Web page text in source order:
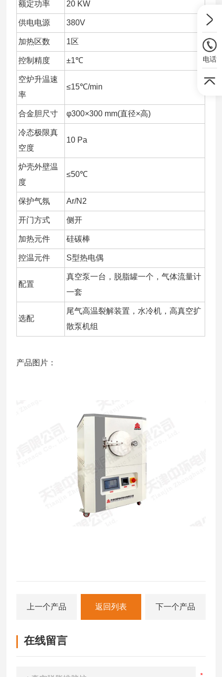
额定功率 20 KW
供电电源 380V
加热区数 1区
控制精度 ±1℃
空炉升温速
率
≤15℃/min
合金胆尺寸 φ300×300 mm(直径×高)
冷态极限真
空度
10 Pa
炉壳外壁温
度
≤50℃
保护气氛 Ar/N2
开门方式 侧开
加热元件 硅碳棒
控温元件 S型热电偶
配置
真空泵一台，脱脂罐一个，气体流量计
一套
选配
尾气高温裂解装置，水冷机，高真空扩
散泵机组
产品图片：
上一个产品 返回列表 下一个产品
在线留言
电话